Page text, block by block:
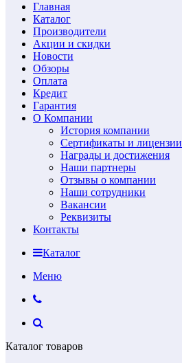
Главная
Каталог
Производители
Акции и скидки
Новости
Обзоры
Оплата
Кредит
Гарантия
О Компании
История компании
Сертификаты и лицензии
Награды и достижения
Наши партнеры
Отзывы о компании
Наши сотрудники
Вакансии
Реквизиты
Контакты
Каталог
Меню
Каталог товаров